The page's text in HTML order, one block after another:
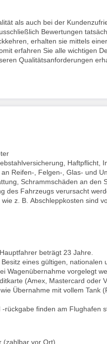
als auch bei der
Bewertungen
erhalten sie mittels
erfahren Sie alle wichtigen
Qualitätsanforderungen
Haftpflicht,
Reifen-, Felgen-, Glas- und
Schrammschäden an den
des Fahrzeugs verursacht
z. B. Abschleppkosten sind
beträgt 23 Jahre.
eines gültigen,
Wagenübernahme vorgelegt
(Amex, Mastercard oder
Übernahme mit vollem
rückgabe finden am Flughafen
vor Ort).